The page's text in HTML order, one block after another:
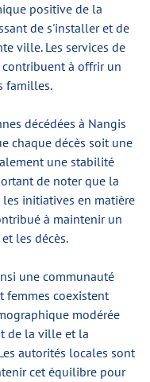
positive de la
de s'installer et de
ville. Les services de
à offrir un
familles.
décédées à Nangis
chaque décès soit une
une stabilité
de noter que la
initiatives en matière
à maintenir un
les décès.
une communauté
femmes coexistent
modérée
de la ville et la
autorités locales sont
cet équilibre pour